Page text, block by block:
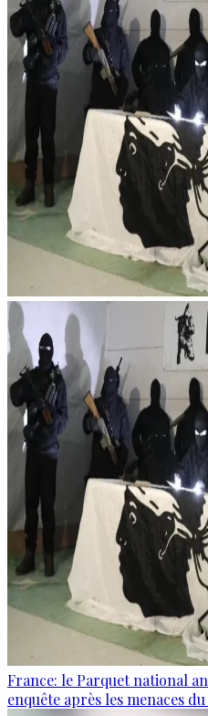
France: le Parquet national
enquête après les menaces